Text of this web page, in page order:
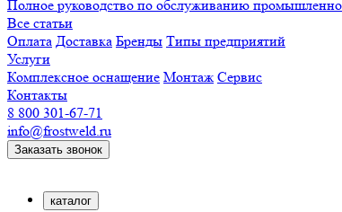
Полное руководство по обслуживанию
Все статьи
Оплата Доставка Бренды Типы предприятий
Услуги
Комплексное оснащение Монтаж Сервис
Контакты
8 800 301-67-71
info@frostweld.ru
Заказать звонок
каталог